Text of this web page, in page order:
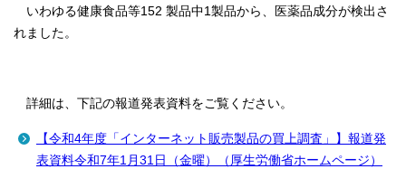
いわゆる健康食品等152 製品中1製品から、医薬品成分が検出さ
れました。
詳細は、下記の報道発表資料をご覧ください。
【令和4年度「インターネット販売製品の買上調査」】報道発
表資料令和7年1月31日（金曜）（厚生労働省ホームページ）